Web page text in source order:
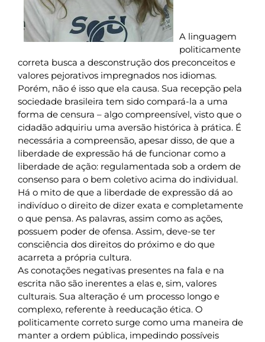
A linguagem
politicamente
correta busca a desconstrução dos preconceitos e
valores pejorativos impregnados nos idiomas.
Porém, não é isso que ela causa. Sua recepção pela
sociedade brasileira tem sido compará-la a uma
forma de censura – algo compreensível, visto que o
cidadão adquiriu uma aversão histórica à prática. É
necessária a compreensão, apesar disso, de que a
liberdade de expressão há de funcionar como a
liberdade de ação: regulamentada sob a ordem de
consenso para o bem coletivo acima do individual.
Há o mito de que a liberdade de expressão dá ao
indivíduo o direito de dizer exata e completamente
o que pensa. As palavras, assim como as ações,
possuem poder de ofensa. Assim, deve-se ter
consciência dos direitos do próximo e do que
acarreta a própria cultura.
As conotações negativas presentes na fala e na
escrita não são inerentes a elas e, sim, valores
culturais. Sua alteração é um processo longo e
complexo, referente à reeducação ética. O
politicamente correto surge como uma maneira de
manter a ordem pública, impedindo possíveis